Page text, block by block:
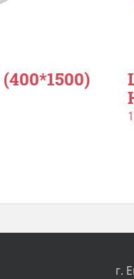
г.